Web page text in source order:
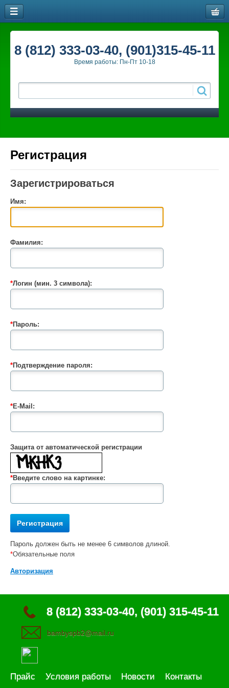
8 (812) 333-03-40, (901)315-45-11
Время работы: Пн-Пт 10-18
Регистрация
Зарегистрироваться
Имя:
Фамилия:
*Логин (мин. 3 символа):
*Пароль:
*Подтверждение пароля:
*E-Mail:
Защита от автоматической регистрации
*Введите слово на картинке:
Пароль должен быть не менее 6 символов длиной.
*Обязательные поля
Авторизация
8 (812) 333-03-40, (901) 315-45-11
bambyspb2@mail.ru
Прайс Условия работы Новости Контакты